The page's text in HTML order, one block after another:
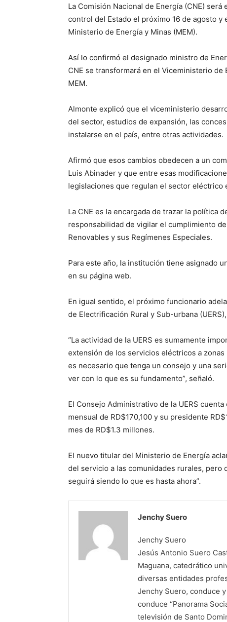
La Comisión Nacional de Energía (CNE)
control del Estado el próximo 16 de agosto
Ministerio de Energía y Minas (MEM).
Así lo confirmó el designado ministro de
CNE se transformará en el Viceministerio
MEM.
Almonte explicó que el viceministerio
del sector, estudios de expansión, las
instalarse en el país, entre otras actividades.
Afirmó que esos cambios obedecen a un
Luis Abinader y que entre esas
legislaciones que regulan el sector eléctrico
La CNE es la encargada de trazar la política
responsabilidad de vigilar el cumplimiento
Renovables y sus Regímenes Especiales.
Para este año, la institución tiene asignado
en su página web.
En igual sentido, el próximo funcionario
de Electrificación Rural y Sub-urbana
“La actividad de la UERS es sumamente
extensión de los servicios eléctricos a
es necesario que tenga un consejo y una
ver con lo que es su fundamento”, señaló.
El Consejo Administrativo de la UERS
mensual de RD$170,100 y su presidente
mes de RD$1.3 millones.
El nuevo titular del Ministerio de Energía
del servicio a las comunidades rurales, pero
seguirá siendo lo que es hasta ahora”.
Jenchy Suero
Jenchy Suero
Jesús Antonio Suero
Maguana, catedrático
diversas entidades
Jenchy Suero, conduce
conduce “Panorama
televisión de Santo